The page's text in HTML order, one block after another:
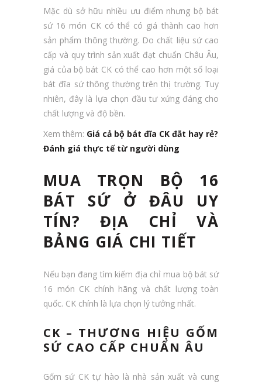
Mặc dù sở hữu nhiều ưu điểm nhưng bộ bát
sứ 16 món CK có thể có giá thành cao hơn
sản phẩm thông thường. Do chất liệu sứ cao
cấp và quy trình sản xuất đạt chuẩn Châu Âu,
giá của bộ bát CK có thể cao hơn một số loại
bát đĩa sứ thông thường trên thị trường. Tuy
nhiên, đây là lựa chọn đầu tư xứng đáng cho
chất lượng và độ bền.
Xem thêm: Giá cả bộ bát đĩa CK đắt hay rẻ?
Đánh giá thực tế từ người dùng
MUA TRỌN BỘ 16
BÁT SỨ Ở ĐÂU UY
TÍN? ĐỊA CHỈ VÀ
BẢNG GIÁ CHI TIẾT
Nếu bạn đang tìm kiếm địa chỉ mua bộ bát sứ
16 món CK chính hãng và chất lượng toàn
quốc. CK chính là lựa chọn lý tưởng nhất.
CK – THƯƠNG HIỆU GỐM
SỨ CAO CẤP CHUẨN ÂU
Gốm sứ CK tự hào là nhà sản xuất và cung